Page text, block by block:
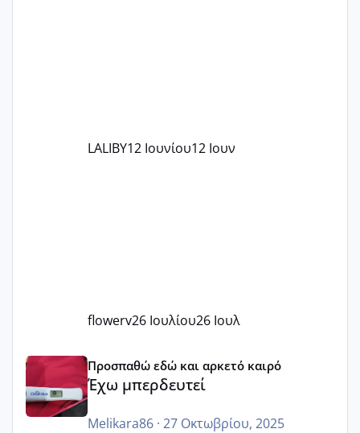
LALIBY12 Ιουνίου12 Ιουν
flowerv26 Ιουλίου26 Ιουλ
Έχω μπερδευτεί
Προσπαθώ εδώ και αρκετό καιρό
Έχω μπερδευτεί
Melikara86· 27 Οκτωβρίου, 2025